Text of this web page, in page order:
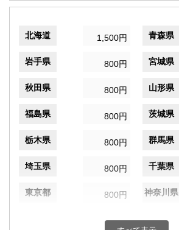
北海道 1,500円 青森県
岩手県 800円 宮城県
秋田県 800円 山形県
福島県 800円 茨城県
栃木県 800円 群馬県
埼玉県 800円 千葉県
東京都 800円 神奈川県
800円 富山県